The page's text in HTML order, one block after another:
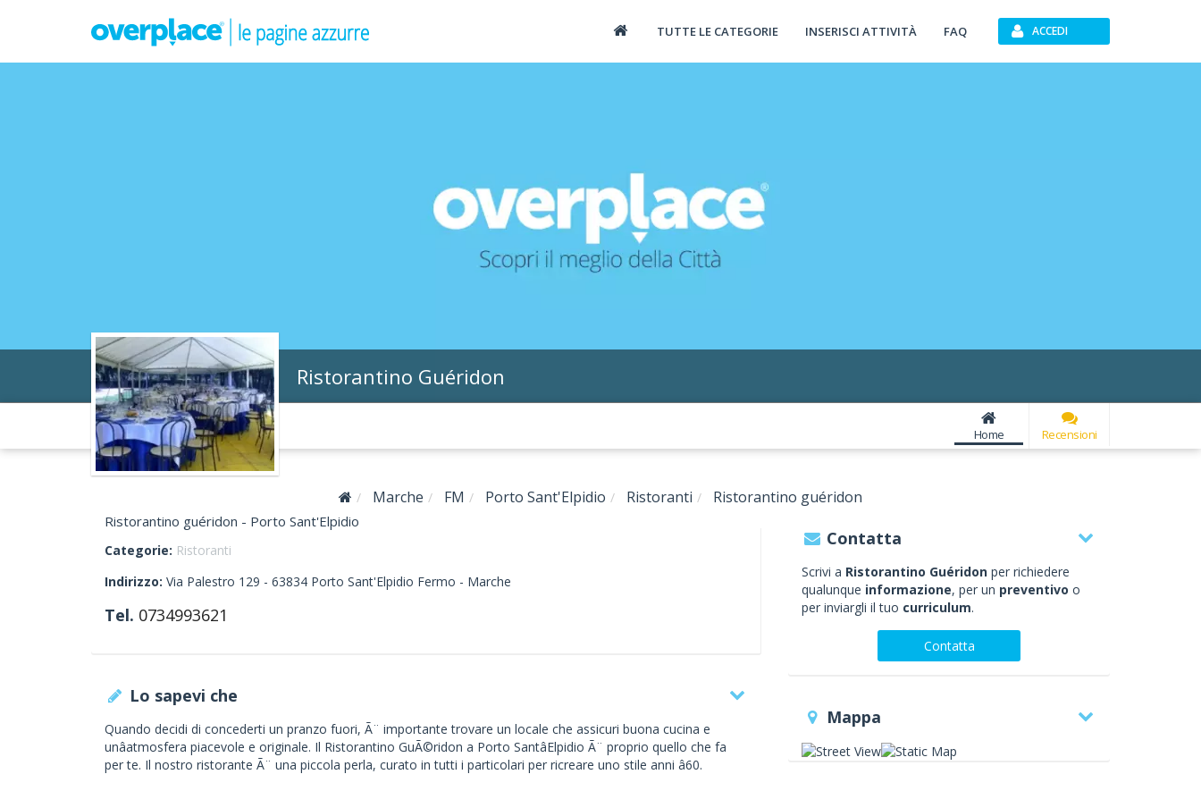
TUTTE LE CATEGORIE INSERISCI ATTIVITÀ FAQ ACCEDI
Ristorantino Guéridon
Home Recensioni
Marche FM Porto Sant'Elpidio Ristoranti Ristorantino guéridon
Ristorantino guéridon - Porto Sant'Elpidio
Categorie: Ristoranti
Indirizzo: Via Palestro 129 - 63834 Porto Sant'Elpidio Fermo - Marche
Tel. 0734993621
Lo sapevi che
Quando decidi di concederti un pranzo fuori, Ã¨ importante trovare un locale che assicuri buona cucina e
unâatmosfera piacevole e originale. Il Ristorantino GuÃ©ridon a Porto SantâElpidio Ã¨ proprio quello che fa
per te. Il nostro ristorante Ã¨ una piccola perla, curato in tutti i particolari per ricreare uno stile anni â60.
Contatta
Scrivi a Ristorantino Guéridon per richiedere
qualunque informazione, per un preventivo o
per inviargli il tuo curriculum.
Contatta
Mappa